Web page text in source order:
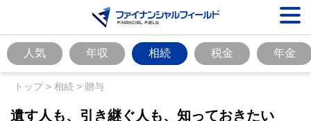
人気 年収 相続 税金 年金
トップ> 相続 > 贈与
遺す人も、引き継ぐ人も、知っておきたい